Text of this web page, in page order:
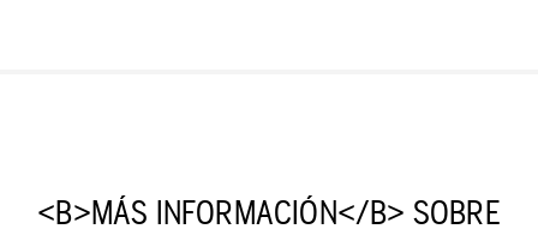
<B>MÁS INFORMACIÓN</B> SOBRE